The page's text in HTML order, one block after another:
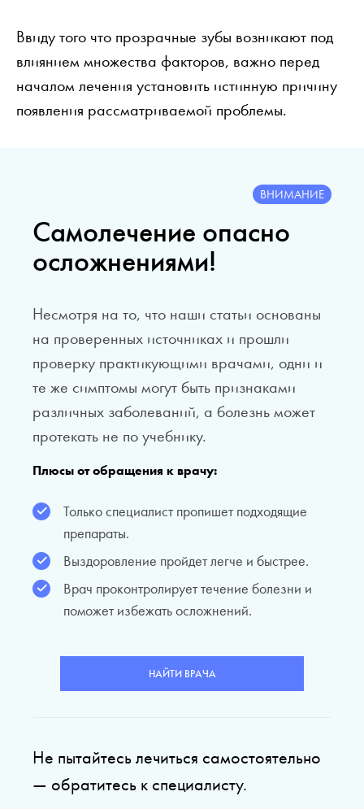
Ввиду того что прозрачные зубы возникают под
влиянием множества факторов, важно перед
началом лечения установить истинную причину
появления рассматриваемой проблемы.
Самолечение опасно
осложнениями!
ВНИМАНИЕ
Несмотря на то, что наши статьи основаны
на проверенных источниках и прошли
проверку практикующими врачами, одни и
те же симптомы могут быть признаками
различных заболеваний, а болезнь может
протекать не по учебнику.
Плюсы от обращения к врачу:
Только специалист пропишет подходящие
препараты.
Выздоровление пройдет легче и быстрее.
Врач проконтролирует течение болезни и
поможет избежать осложнений.
НАЙТИ ВРАЧА
Не пытайтесь лечиться самостоятельно
— обратитесь к специалисту.